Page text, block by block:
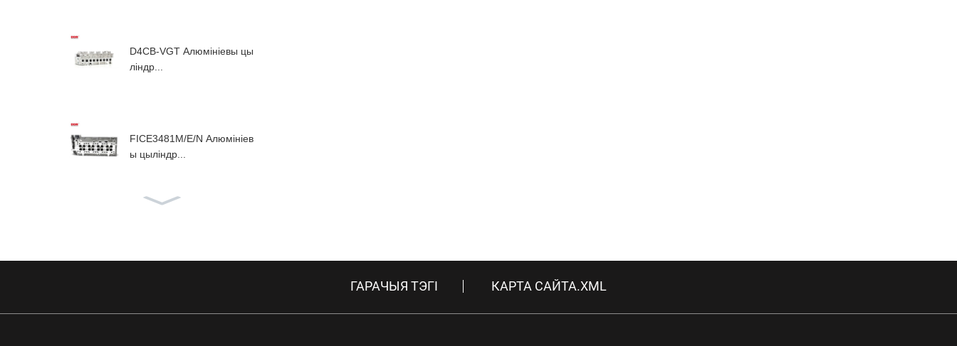
D4CB-VGT Алюмініевы цы
ліндр...
FICE3481M/E/N Алюмініев
ы цыліндр...
ГАРАЧЫЯ ТЭГІ КАРТА САЙТА.XML